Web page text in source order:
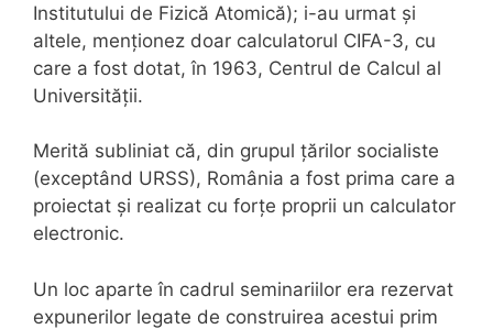
Institutului de Fizică Atomică); i-au urmat și
altele, menționez doar calculatorul CIFA-3, cu
care a fost dotat, în 1963, Centrul de Calcul al
Universității.
Merită subliniat că, din grupul țărilor socialiste
(exceptând URSS), România a fost prima care a
proiectat și realizat cu forțe proprii un calculator
electronic.
Un loc aparte în cadrul seminariilor era rezervat
expunerilor legate de construirea acestui prim